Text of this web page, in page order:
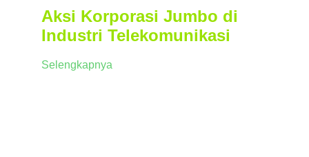
Aksi Korporasi Jumbo di
Industri Telekomunikasi
Selengkapnya